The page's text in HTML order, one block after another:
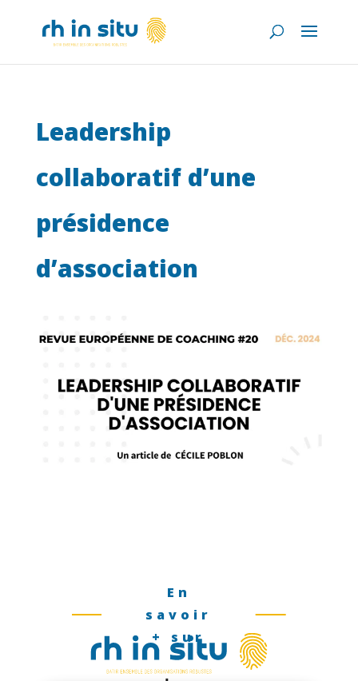
Leadership
collaboratif d’une
présidence
d’association
En
savoir
+ sur